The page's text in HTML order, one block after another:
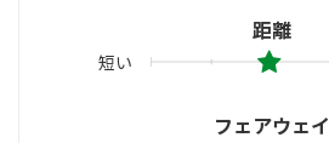
距離
短い
フェアウェイ